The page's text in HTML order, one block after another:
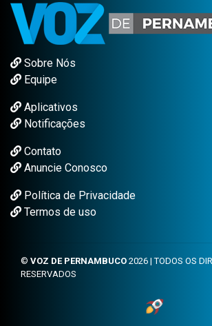
Sobre Nós
Equipe
Aplicativos
Notificações
Contato
Anuncie Conosco
Política de Privacidade
Termos de uso
© VOZ DE PERNAMBUCO 2026 | TODOS OS
RESERVADOS